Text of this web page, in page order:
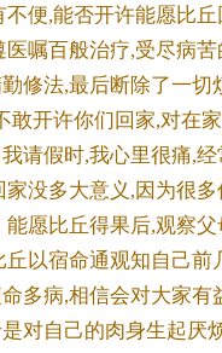
便,能否开许能愿比
嘱百般治疗,受尽病
修法,最后断除了一
敢开许你们回家,对在
请假时,我心里很痛,
没多大意义,因为很
愿比丘得果后,观察
以宿命通观知自己
多病,相信会对大家
对自己的肉身生起厌